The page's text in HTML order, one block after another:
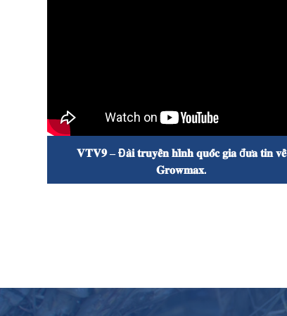
𝐕𝐓𝐕𝟗 – Đ𝐚̀𝐢 𝐭𝐫𝐮𝐲𝐞̂̀𝐧 𝐡𝐢̀𝐧𝐡 𝐪𝐮𝐨̂́𝐜 𝐠𝐢𝐚 đ𝐮̛𝐚 𝐭𝐢𝐧 𝐯𝐞̂̀
𝐆𝐫𝐨𝐰𝐦𝐚𝐱.